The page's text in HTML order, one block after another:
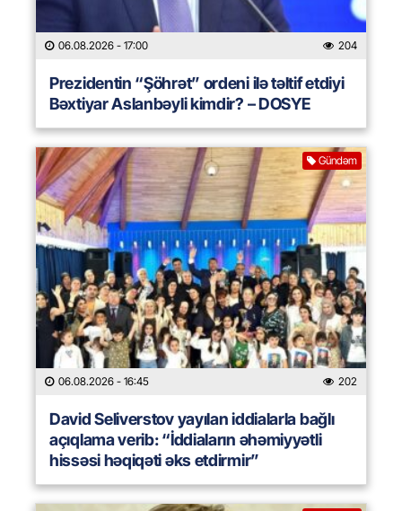
06.08.2026 - 17:00 204
Prezidentin “Şöhrət” ordeni ilə təltif etdiyi
Bəxtiyar Aslanbəyli kimdir? – DOSYE
Gündəm
06.08.2026 - 16:45 202
David Seliverstov yayılan iddialarla bağlı
açıqlama verib: “İddiaların əhəmiyyətli
hissəsi həqiqəti əks etdirmir”